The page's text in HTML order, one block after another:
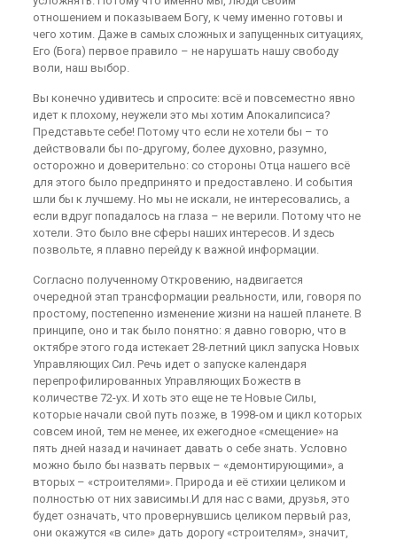
отношением и показываем Богу, к чему именно готовы и
чего хотим. Даже в самых сложных и запущенных ситуациях,
Его (Бога) первое правило – не нарушать нашу свободу
воли, наш выбор.
Вы конечно удивитесь и спросите: всё и повсеместно явно
идет к плохому, неужели это мы хотим Апокалипсиса?
Представьте себе! Потому что если не хотели бы – то
действовали бы по-другому, более духовно, разумно,
осторожно и доверительно: со стороны Отца нашего всё
для этого было предпринято и предоставлено. И события
шли бы к лучшему. Но мы не искали, не интересовались, а
если вдруг попадалось на глаза – не верили. Потому что не
хотели. Это было вне сферы наших интересов. И здесь
позвольте, я плавно перейду к важной информации.
Согласно полученному Откровению, надвигается
очередной этап трансформации реальности, или, говоря по
простому, постепенно изменение жизни на нашей планете. В
принципе, оно и так было понятно: я давно говорю, что в
октябре этого года истекает 28-летний цикл запуска Новых
Управляющих Сил. Речь идет о запуске календаря
перепрофилированных Управляющих Божеств в
количестве 72-ух. И хоть это еще не те Новые Силы,
которые начали свой путь позже, в 1998-ом и цикл которых
совсем иной, тем не менее, их ежегодное «смещение» на
пять дней назад и начинает давать о себе знать. Условно
можно было бы назвать первых – «демонтирующими», а
вторых – «строителями». Природа и её стихии целиком и
полностью от них зависимы.И для нас с вами, друзья, это
будет означать, что провернувшись целиком первый раз,
они окажутся «в силе» дать дорогу «строителям», значит,